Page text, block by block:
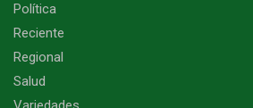
Política
Reciente
Regional
Salud